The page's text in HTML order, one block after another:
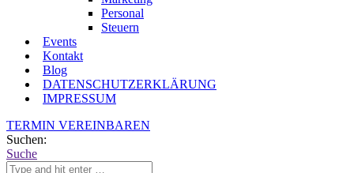
Personal
Steuern
Events
Kontakt
Blog
DATENSCHUTZERKLÄRUNG
IMPRESSUM
TERMIN VEREINBAREN
Suchen:
Suche